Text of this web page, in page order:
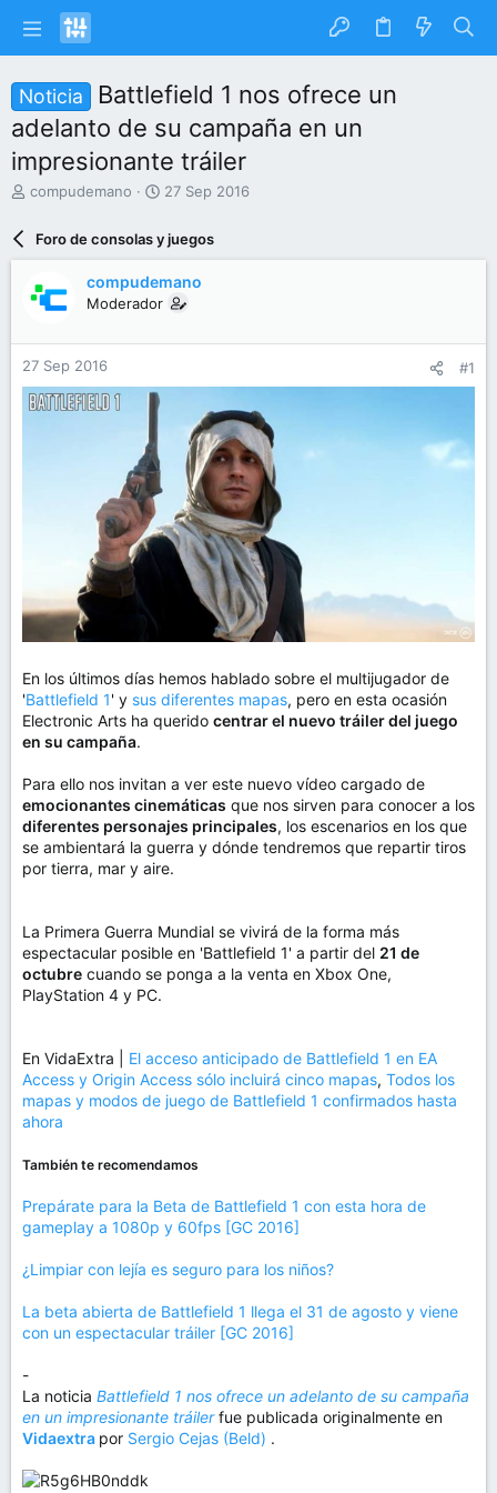
Noticia
Battlefield 1 nos ofrece un
adelanto de su campaña en un
impresionante tráiler
I
a
r
d
e
l
compudemano
F
c
h
d
e
n
c
27 Sep 2016
Foro de consolas y juegos
compudemano
Moderador
27 Sep 2016 #1
En los últimos días hemos hablado sobre el multijugador de
'Battlefield 1' y sus diferentes mapas, pero en esta ocasión
Electronic Arts ha querido centrar el nuevo tráiler del juego
en su campaña.
Para ello nos invitan a ver este nuevo vídeo cargado de
emocionantes cinemáticas que nos sirven para conocer a los
diferentes personajes principales, los escenarios en los que
se ambientará la guerra y dónde tendremos que repartir tiros
por tierra, mar y aire.
La Primera Guerra Mundial se vivirá de la forma más
espectacular posible en 'Battlefield 1' a partir del 21 de
octubre cuando se ponga a la venta en Xbox One,
PlayStation 4 y PC.
En VidaExtra | El acceso anticipado de Battlefield 1 en EA
Access y Origin Access sólo incluirá cinco mapas, Todos los
mapas y modos de juego de Battlefield 1 confirmados hasta
ahora
También te recomendamos
Prepárate para la Beta de Battlefield 1 con esta hora de
gameplay a 1080p y 60fps [GC 2016]
¿Limpiar con lejía es seguro para los niños?
La beta abierta de Battlefield 1 llega el 31 de agosto y viene
con un espectacular tráiler [GC 2016]
-
La noticia Battlefield 1 nos ofrece un adelanto de su campaña
en un impresionante tráilerfue publicada originalmente en
Vidaextra por Sergio Cejas (Beld) .